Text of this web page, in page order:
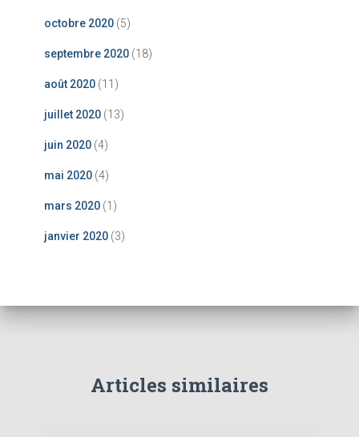
octobre 2020 (5)
septembre 2020 (18)
août 2020 (11)
juillet 2020 (13)
juin 2020 (4)
mai 2020 (4)
mars 2020 (1)
janvier 2020 (3)
Articles similaires